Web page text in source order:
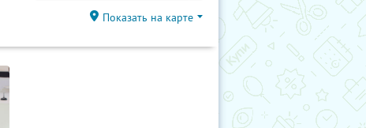
Показать на карте